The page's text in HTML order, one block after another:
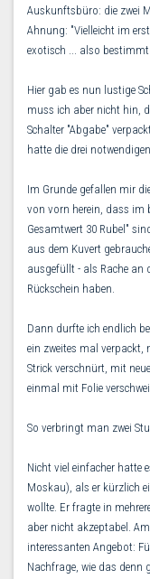
Auskunftsbüro: die zwei
Ahnung: "Vielleicht im
exotisch ... also
Hier gab es nun lustige
muss ich aber nicht hin,
Schalter "Abgabe"
hatte die drei
Im Grunde gefallen mir
von vorn herein, dass im
Gesamtwert 30 Rubel"
aus dem Kuvert
ausgefüllt - als Rache an
Rückschein haben.
Dann durfte ich endlich
ein zweites mal verpackt,
Strick verschnürt, mit
einmal mit Folie
So verbringt man zwei
Nicht viel einfacher hatte
Moskau), als er kürzlich
wollte. Er fragte in
aber nicht akzeptabel.
interessanten Angebot:
Nachfrage, wie das denn